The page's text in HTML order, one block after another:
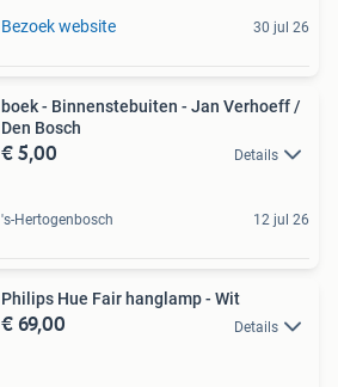
Bezoek website 30 jul 26
boek - Binnenstebuiten - Jan Verhoeff /
Den Bosch
€ 5,00 Details
's-Hertogenbosch 12 jul 26
Philips Hue Fair hanglamp - Wit
€ 69,00 Details